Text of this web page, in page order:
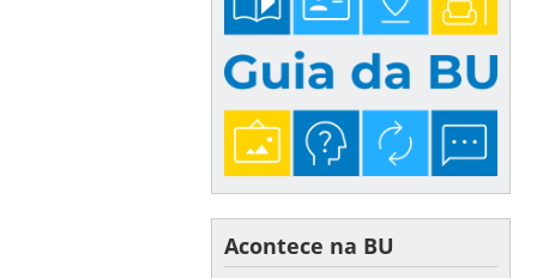
Acontece na BU